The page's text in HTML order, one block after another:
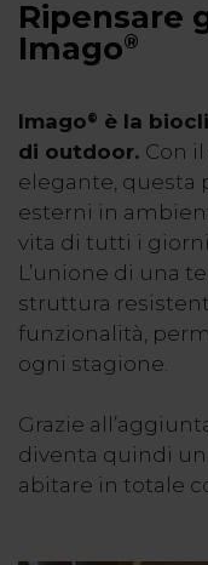
Ripensare
Imago®
Imago® è la
di outdoor. Con
elegante, questa
esterni in
vita di tutti i
L’unione di una
struttura
funzionalità,
ogni stagione.
Grazie
diventa quindi un
abitare in totale